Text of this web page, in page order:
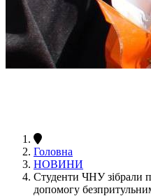
Головна
НОВИНИ
Студенти ЧНУ зібрали
допомогу